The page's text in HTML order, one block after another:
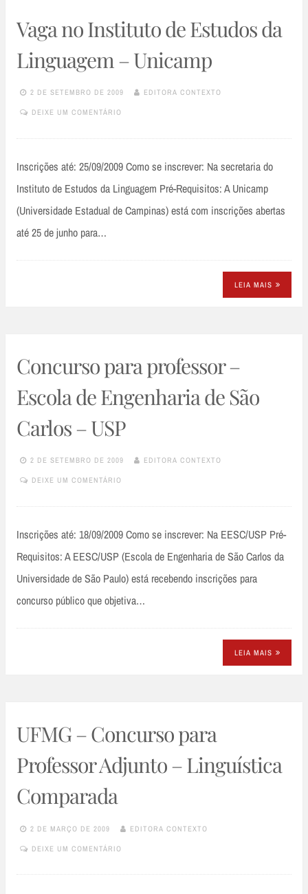
Vaga no Instituto de Estudos da
Linguagem – Unicamp
2 DE SETEMBRO DE 2009 EDITORA CONTEXTO
DEIXE UM COMENTÁRIO
Inscrições até: 25/09/2009 Como se inscrever: Na secretaria do
Instituto de Estudos da Linguagem Pré-Requisitos: A Unicamp
(Universidade Estadual de Campinas) está com inscrições abertas
até 25 de junho para…
LEIA MAIS
Concurso para professor –
Escola de Engenharia de São
Carlos – USP
2 DE SETEMBRO DE 2009 EDITORA CONTEXTO
DEIXE UM COMENTÁRIO
Inscrições até: 18/09/2009 Como se inscrever: Na EESC/USP Pré-
Requisitos: A EESC/USP (Escola de Engenharia de São Carlos da
Universidade de São Paulo) está recebendo inscrições para
concurso público que objetiva…
LEIA MAIS
UFMG – Concurso para
Professor Adjunto – Linguística
Comparada
2 DE MARÇO DE 2009 EDITORA CONTEXTO
DEIXE UM COMENTÁRIO